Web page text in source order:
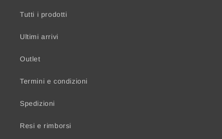
Tutti i prodotti
Ultimi arrivi
Outlet
Termini e condizioni
Spedizioni
Resi e rimborsi